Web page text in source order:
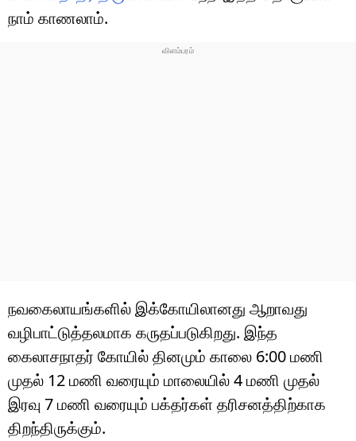
நாம் காணலாம்.
நவகைலாயங்களில் இக்கோயிலானது ஆறாவது
வழிபாட்டுத்தலமாக கருதப்படுகிறது. இந்த
கைலாசநாதர் கோயில் தினமும் காலை 6:00 மணி
முதல் 12 மணி வரையும் மாலையில் 4 மணி முதல்
இரவு 7 மணி வரையும் பக்தர்கள் தரிசனத்திற்காக
திறந்திருக்கும்.